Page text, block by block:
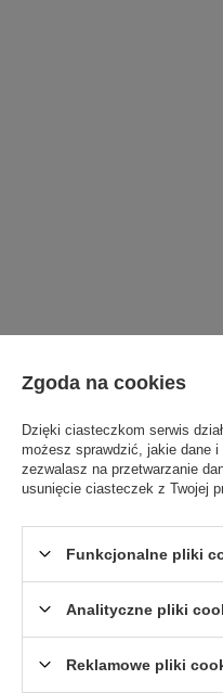
Zgoda na cookies
Dzięki ciasteczkom serwis
możesz sprawdzić, jakie dane
zezwalasz na przetwarzanie
usunięcie ciasteczek z Twojej
Funkcjonalne pliki
Analityczne pliki
Reklamowe pliki